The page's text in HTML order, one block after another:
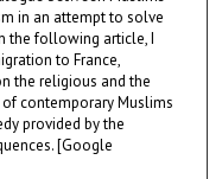
in an attempt to solve
the following article, I
to France,
the religious and the
contemporary Muslims
provided by the
[Google